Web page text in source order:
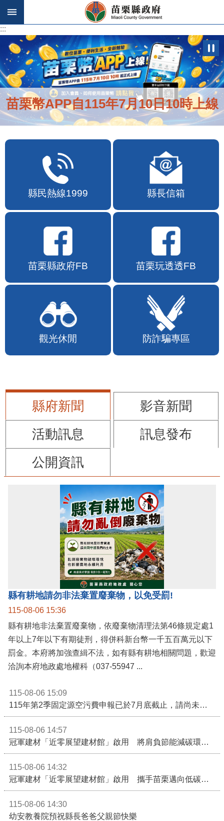
跳到主要內容區塊
:::
苗栗幣APP自115年7月10日10時上線
縣民熱線1999 縣長信箱
苗栗縣政府FB 苗栗玩透透FB
觀光休閒 防詐騙專區
縣府新聞
影音新聞
活動訊息
訊息發布
公開資訊
縣有耕地請勿非法棄置廢棄物，以免受罰!
115-08-06 15:36
縣有耕地非法棄置廢棄物，依廢棄物清理法第46條規定處1
年以上7年以下有期徒刑，得併科新台幣一千五百萬元以下
罰金。本府將加強查緝不法，如有縣有耕地相關問題，歡迎
洽詢本府地政處地權科（037-55947 ...
115-08-06 15:09
115年第2季固定源空污費申報已於7月底截止，請尚未申報公私場所儘速完成申繳，以免面臨滯納金及罰鍰!
115-08-06 14:57
冠軍建材「近零展望建材館」啟用 將肩負節能減碳環境教育重任
115-08-06 14:32
冠軍建材「近零展望建材館」啟用 攜手苗栗邁向低碳建築新未來
115-08-06 14:30
幼安教養院預祝縣長爸爸父親節快樂